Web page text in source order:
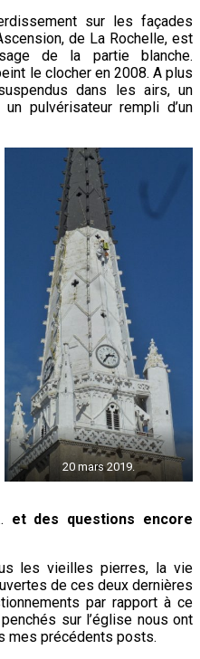
sur les façades
de La Rochelle, est
de la partie blanche.
le clocher en 2008. A plus
dans les airs, un
pulvérisateur rempli d’un
20 mars 2019.
et des questions encore
les vieilles pierres, la vie
de ces deux dernières
par rapport à ce
sur l’église nous ont
mes précédents posts.